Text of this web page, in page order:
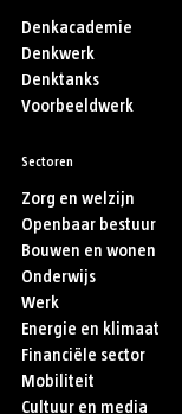
Denkacademie
Denkwerk
Denktanks
Voorbeeldwerk
Sectoren
Zorg en welzijn
Openbaar bestuur
Bouwen en wonen
Onderwijs
Werk
Energie en klimaat
Financiële sector
Mobiliteit
Cultuur en media